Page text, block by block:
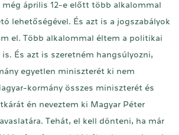
április 12-e előtt több alkalommal
lehetőségével. És azt is a jogszabályok
el. Több alkalommal éltem a politikai
És azt is szeretném hangsúlyozni,
egyetlen miniszterét ki nem
kormány összes miniszterét és
én neveztem ki Magyar Péter
Tehát, el kell dönteni, ha már